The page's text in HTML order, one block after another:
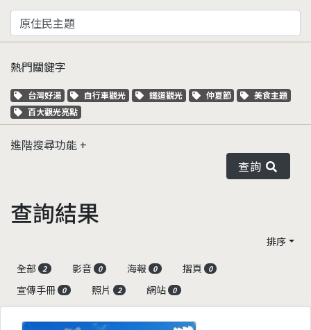
熱門關鍵字
關鍵字標籤
台灣好湯 關鍵字標籤
自行車觀光 關鍵字標籤
鐵道觀光 關鍵字標籤
仲夏節 關鍵字標籤
美食主題
關鍵字標籤
百大觀光亮點
進階搜尋功能
查詢
查詢結果
排序
全部
2 影音 0 海報 0 摺頁 0
宣傳手冊 0 照片 2 網站 0